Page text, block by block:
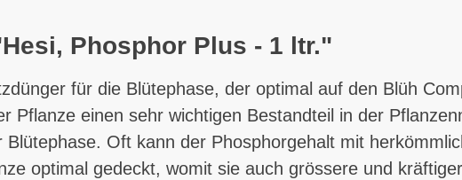
Phosphor Plus - 1 ltr."
für die Blütephase, der optimal auf den Blüh
Pflanze einen sehr wichtigen Bestandteil in der
Oft kann der Phosphorgehalt mit
optimal gedeckt, womit sie auch grössere und